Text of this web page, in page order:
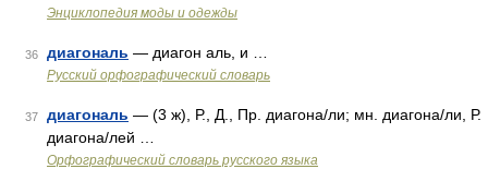
Энциклопедия моды и одежды
36 диагональ — диагон аль, и …
Русский орфографический словарь
37 диагональ — (3 ж), Р., Д., Пр. диагона/ли; мн. диагона/ли, Р.
диагона/лей …
Орфографический словарь русского языка